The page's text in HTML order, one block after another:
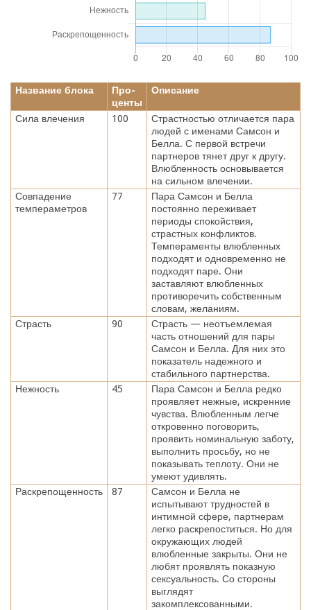
Название блока
Про-
центы
Описание
Сила влечения 100
Страстностью отличается пара
людей с именами Самсон и
Белла. С первой встречи
партнеров тянет друг к другу.
Влюбленность основывается
на сильном влечении.
Совпадение
темпераметров
77
Пара Самсон и Белла
постоянно переживает
периоды спокойствия,
страстных конфликтов.
Темпераменты влюбленных
подходят и одновременно не
подходят паре. Они
заставляют влюбленных
противоречить собственным
словам, желаниям.
Страсть
90
Страсть — неотъемлемая
часть отношений для пары
Самсон и Белла. Для них это
показатель надежного и
стабильного партнерства.
Нежность
45
Пара Самсон и Белла редко
проявляет нежные, искренние
чувства. Влюбленным легче
откровенно поговорить,
проявить номинальную заботу,
выполнить просьбу, но не
показывать теплоту. Они не
умеют удивлять.
Раскрепощенность
87
Самсон и Белла не
испытывают трудностей в
интимной сфере, партнерам
легко раскрепоститься. Но для
окружающих людей
влюбленные закрыты. Они не
любят проявлять показную
сексуальность. Со стороны
выглядят
закомплексованными.